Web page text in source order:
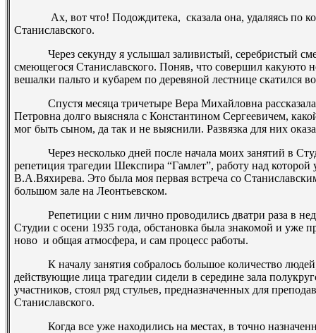
Ах, вот что! Подождите­ка, ­ сказала она, удаляясь по
Станиславского.
Через секунду я услышал заливистый, серебристый
смеющегося Станиславского. Поняв, что совершил какую­то
вешалки пальто и кубарем по деревяной лестнице скатился
Спустя месяца три­четыре Вера Михайловна рассказала
Петровна долго выясняла с Константином Сергеевичем,
мог быть сыном, да так и не выяснили. Развязка для них
Через несколько дней после начала моих занятий в
репетиция трагедии Шекспира “Гамлет”, работу над которой
В.А.Вяхирева. Это была моя первая встреча со
большом зале на Леонтьевском.
Репетиции с ним лично проводились два­три раза в
Студии с осени 1935 года, обстановка была знакомой и уже
ново ­ и общая атмосфера, и сам процесс работы.
К началу занятия собралось большое количество
действующие лица трагедии сидели в середине зала
участников, стоял ряд стульев, предназначенных для
Станиславского.
Когда все уже находились на местах, в точно